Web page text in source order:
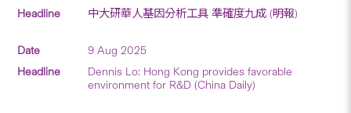
中大研華人基因分析工具 準確度九成 (明報)
9 Aug 2025
Dennis Lo: Hong Kong provides favorable
environment for R&D (China Daily)